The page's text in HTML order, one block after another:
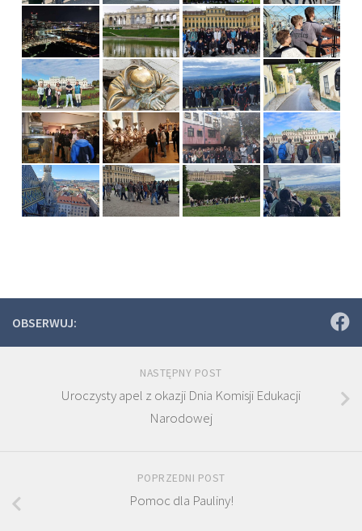
OBSERWUJ:
NASTĘPNY POST
Uroczysty apel z okazji Dnia Komisji Edukacji
Narodowej
POPRZEDNI POST
Pomoc dla Pauliny!